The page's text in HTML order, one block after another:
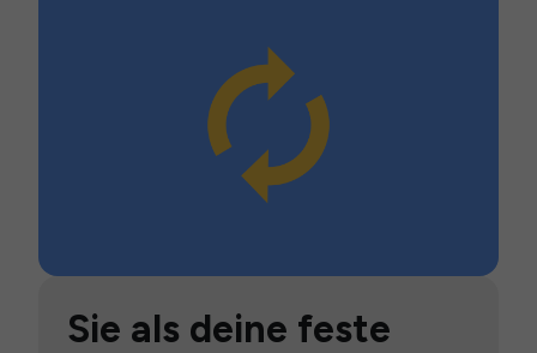
Sie als deine feste